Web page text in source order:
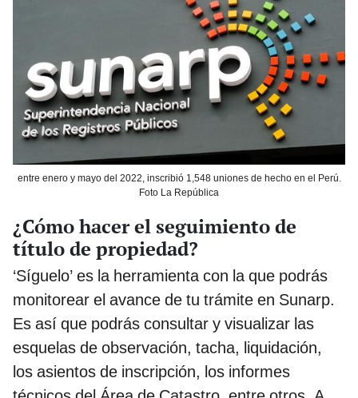
entre enero y mayo del 2022, inscribió 1,548 uniones de hecho en el Perú.
Foto La República
¿Cómo hacer el seguimiento de
título de propiedad?
‘Síguelo’ es la herramienta con la que podrás
monitorear el avance de tu trámite en Sunarp.
Es así que podrás consultar y visualizar las
esquelas de observación, tacha, liquidación,
los asientos de inscripción, los informes